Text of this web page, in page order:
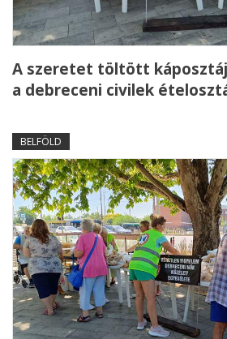
A szeretet töltött
a debreceni civilek
BELFÖLD